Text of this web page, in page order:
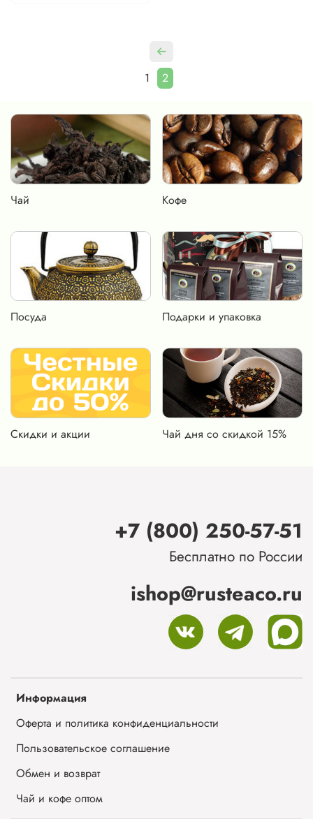
1 2
Чай Кофе
Посуда Подарки и упаковка
Скидки и акции Чай дня со скидкой 15%
Информация
Оферта и политика конфиденциальности
Пользовательское соглашение
Обмен и возврат
Чай и кофе оптом
+7 (800) 250-57-51
Бесплатно по России
ishop@rusteaco.ru